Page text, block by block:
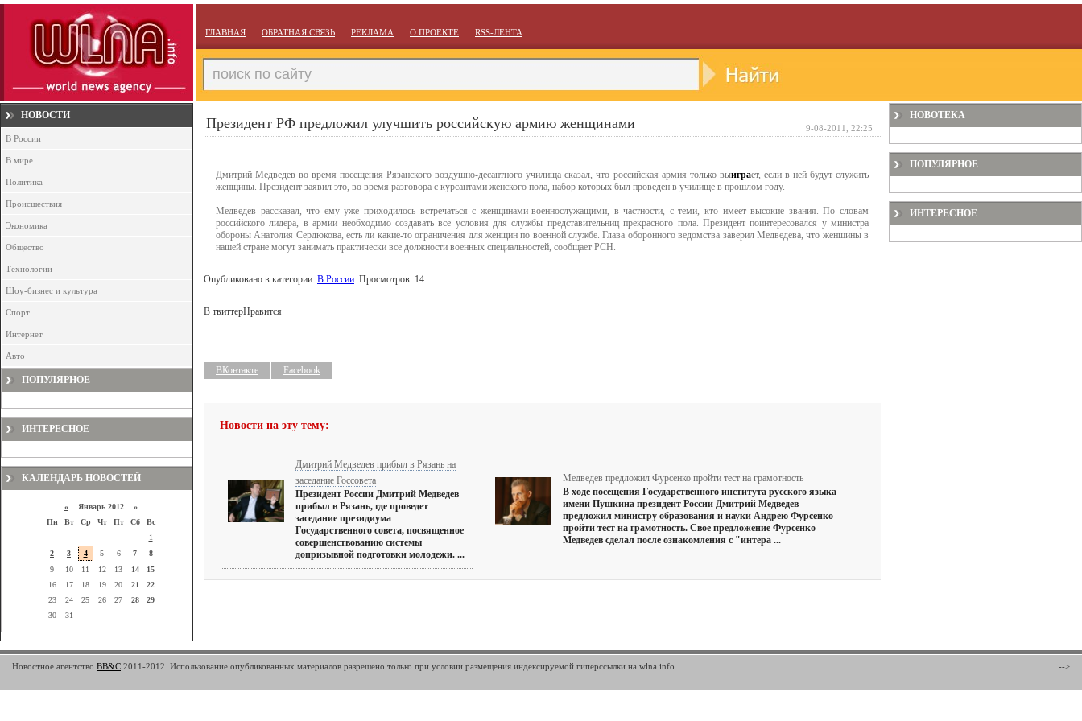
ГЛАВНАЯ ОБРАТНАЯ СВЯЗЬ РЕКЛАМА О ПРОЕКТЕ RSS-ЛЕНТА
НОВОСТИ
В России
В мире
Политика
Происшествия
Экономика
Общество
Технологии
Шоу-бизнес и культура
Спорт
Интернет
Авто
ПОПУЛЯРНОЕ
ИНТЕРЕСНОЕ
КАЛЕНДАРЬ НОВОСТЕЙ
«Январь 2012 »
Пн
Вт Ср Чт Пт Сб
Вс
1
2
3 4 5 6 7
8
9
10 11 12 13 14
15
16
17 18 19 20 21
22
23
24 25 26 27 28
29
30
31
Президент РФ предложил улучшить российскую армию женщинами
Дмитрий Медведев во время посещения Рязанского воздушно-десантного училища сказал, что российская армия только выиграет, если в ней будут служить
женщины. Президент заявил это, во время разговора с курсантами женского пола, набор которых был проведен в училище в прошлом году.
Медведев рассказал, что ему уже приходилось встречаться с женщинами-военнослужащими, в частности, с теми, кто имеет высокие звания. По словам
российского лидера, в армии необходимо создавать все условия для службы представительниц прекрасного пола. Президент поинтересовался у министра
обороны Анатолия Сердюкова, есть ли какие-то ограничения для женщин по военной службе. Глава оборонного ведомства заверил Медведева, что женщины в
нашей стране могут занимать практически все должности военных специальностей, сообщает РСН.
Опубликовано в категории: В России. Просмотров: 14
В твиттерНравится
ВКонтакте Facebook
Новости на эту тему:
Дмитрий Медведев прибыл в Рязань на
заседание Госсовета
Президент России Дмитрий Медведев
прибыл в Рязань, где проведет
заседание президиума
Государственного совета, посвященное
совершенствованию системы
допризывной подготовки молодежи. ...
Медведев предложил Фурсенко пройти тест на грамотность
В ходе посещения Государственного института русского языка
имени Пушкина президент России Дмитрий Медведев
предложил министру образования и науки Андрею Фурсенко
пройти тест на грамотность. Свое предложение Фурсенко
Медведев сделал после ознакомления с "интера ...
9-08-2011, 22:25
НОВОТЕКА
ПОПУЛЯРНОЕ
ИНТЕРЕСНОЕ
Новостное агентство BB&C 2011-2012. Использование опубликованных материалов разрешено только при условии размещения индексируемой гиперссылки на wlna.info. -->